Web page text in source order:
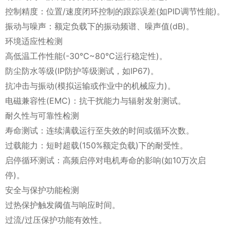
控制精度：位置/速度闭环控制的跟踪误差(如PID调节性能)。
振动与噪声：额定负载下的振动频谱、噪声值(dB)。
环境适应性检测
高低温工作性能(-30℃~80℃运行稳定性)。
防尘防水等级(IP防护等级测试，如IP67)。
抗冲击与振动(模拟运输或作业中的机械应力)。
电磁兼容性(EMC)：抗干扰能力与辐射发射测试。
耐久性与可靠性检测
寿命测试：连续满载运行至失效的时间或循环次数。
过载能力：短时超载(150%额定负载)下的耐受性。
启停循环测试：高频启停对电机寿命的影响(如10万次启
停)。
安全与保护功能检测
过热保护触发阈值与响应时间。
过流/过压保护功能有效性。